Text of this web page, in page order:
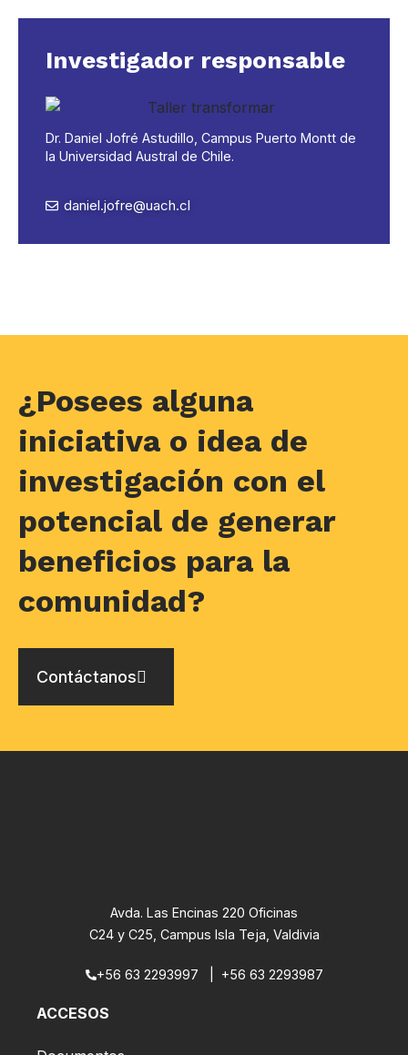
Investigador responsable
Dr. Daniel Jofré Astudillo, Campus Puerto Montt de
la Universidad Austral de Chile.
daniel.jofre@uach.cl
¿Posees alguna
iniciativa o idea de
investigación con el
potencial de generar
beneficios para la
comunidad?
Contáctanos
Avda. Las Encinas 220 Oficinas
C24 y C25, Campus Isla Teja, Valdivia
+56 63 2293997 +56 63 2293987
ACCESOS